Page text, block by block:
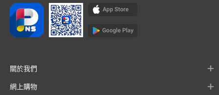
關於我們
網上購物